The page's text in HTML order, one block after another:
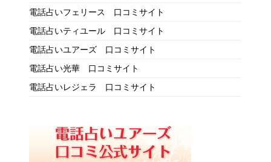
電話占いフェリース 口コミサイト
電話占いティユール 口コミサイト
電話占いユアーズ 口コミサイト
電話占い光華 口コミサイト
電話占いレジェラ 口コミサイト